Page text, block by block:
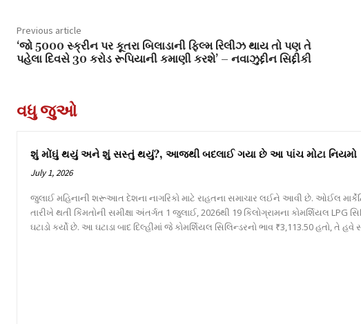
Previous article
‘જો 5000 સ્ક્રીન પર કૂતરા બિલાડાની ફિલ્મ રિલીઝ થાય તો પણ તે
પહેલા દિવસે 30 કરોડ રૂપિયાની કમાણી કરશે’ – નવાઝુદ્દીન સિદ્દીકી
વધુ જુઓ
શું મોંઘું થયું અને શું સસ્તું થયું?, આજથી બદલાઈ ગયા છે આ પાંચ મોટા નિયમો
July 1, 2026
જુલાઈ મહિનાની શરૂઆત દેશના નાગરિકો માટે રાહતના સમાચાર લઈને આવી છે. ઓઈલ
તારીખે થતી કિંમતોની સમીક્ષા અંતર્ગત 1 જુલાઈ, 2026થી 19 કિલોગ્રામના કોમર્શિયલ LPG
ઘટાડો કર્યો છે. આ ઘટાડા બાદ દિલ્હીમાં જે કોમર્શિયલ સિલિન્ડરનો ભાવ ₹3,113.50 હતો, તે હવે